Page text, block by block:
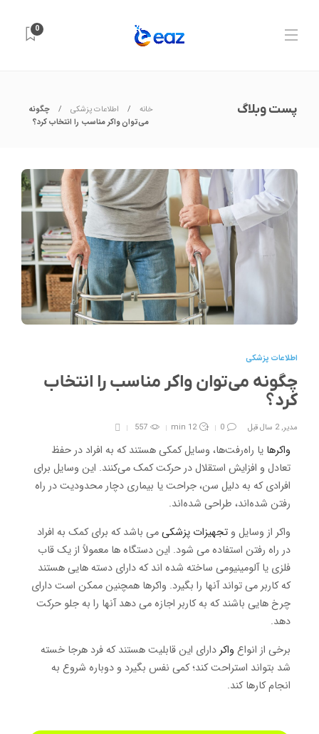
0
پست وبلاگ خانه اطلاعات پزشکی
چگونه
می‌توان واکر مناسب را انتخاب کرد؟
اطلاعات پزشکی
چگونه می‌توان واکر مناسب را انتخاب
کرد؟
مدیر,2 سال قبل 0
12 min
557
واکرها یا راه‌رفت‌ها، وسایل کمکی هستند که به افراد در حفظ
تعادل و افزایش استقلال در حرکت کمک می‌کنند. این وسایل برای
افرادی که به دلیل سن، جراحت یا بیماری دچار محدودیت در راه
رفتن شده‌اند، طراحی شده‌اند.
واکر از وسایل و تجهیزات پزشکیمی باشد که برای کمک به افراد
در راه رفتن استفاده می شود. این دستگاه ها معمولاً از یک قاب
فلزی یا آلومینیومی ساخته شده اند که دارای دسته هایی هستند
که کاربر می تواند آنها را بگیرد. واکرها همچنین ممکن است دارای
چرخ هایی باشند که به کاربر اجازه می دهد آنها را به جلو حرکت
دهد.
برخی از انواع واکردارای این قابلیت هستند که فرد هرجا خسته
شد بتواند استراحت کند؛ کمی نفس بگیرد و دوباره شروع به
انجام کارها کند.